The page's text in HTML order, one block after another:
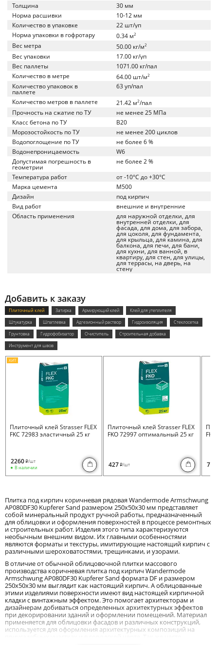
Толщина
30 мм
Норма расшивки
10-12 мм
Количество в упаковке
22 шт/уп
Норма упаковки в гофротару
0.34 м2
Вес метра 50.00 кг/м2
Вес упаковки
17.00 кг/уп
Вес паллеты
1071.00 кг/пал
Количество в метре
64.00 шт/м2
Количество упаковок в
паллете
63 уп/пал
Количество метров в паллете 21.42 м2/пал
Прочность на сжатие по ТУ
не менее 25 МПа
Класс бетона по ТУ
B20
Морозостойкость по ТУ
не менее 200 циклов
Водопоглощение по ТУ
не более 6 %
Водонепроницаемость
W6
Допустимая погрешность в
геометрии
не более 2 %
Температура работ
от -10°C до +30°C
Марка цемента
M500
Дизайн
под кирпич
Вид работ
внешние и внутренние
Область применения
для наружной отделки, для
внутренней отделки, для
фасада, для дома, для забора,
для цоколя, для фундамента,
для крыльца, для камина, для
балкона, для печи, для бани,
для кухни, для ванной, в
квартиру, для стен, для улицы,
для террасы, на дверь, на
стену
Добавить к заказу
Плиточный клей Затирка Армирующий клей
Клей для утеплителя
Штукатурка
Шпатлевка Адгезионный раствор Гидроизоляция
Стеклосетка
Грунтовка
Гидрофобизатор Очиститель
Строительная добавка
Инструмент для швов
ХИТ
Плиточный клей Strasser FLEX
FKC 72983 эластичный 25 кг
2260 i/шт
В наличии
Плиточный клей Strasser FLEX
FKO 72997 оптимальный 25 кг
427 i/шт 730
Плитка под кирпич коричневая рядовая Wandermode Armschwung
AP080DF30 Kupferer Sand размером 250x50x30 мм представляет
собой минеральный продукт ручной работы, предназначенный
для облицовки и оформления поверхностей в процессе ремонтных
и строительных работ. Изделия этого типа характеризуются
необычным внешним видом. Их главными особенностями
являются форматы и текстуры, имитирующие настоящий кирпич с
различными шероховатостями, трещинками, и узорами.
В отличие от обычной облицовочной плитки массового
производства коричневая плитка под кирпич Wandermode
Armschwung AP080DF30 Kupferer Sand формата DF и размером
250x50x30 мм выглядит как настоящий кирпич. А облицованные
этими изделиями поверхности имеют вид настоящей кирпичной
кладки с винтажным эффектом. Это помогает архитекторам и
дизайнерам добиваться определенных архитектурных эффектов
при декорировании зданий и оформлении помещений. Материал
применяется для облицовки фасадов и различных конструкций,
используется для оформления архитектурных композиций на